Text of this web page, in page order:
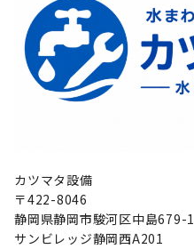
カツマタ設備
〒422-8046
静岡県静岡市駿河区中島679-1
サンビレッジ静岡西A201